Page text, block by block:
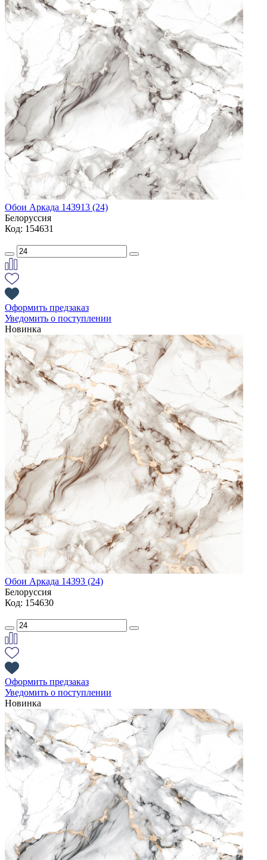
Обои Аркада 143913 (24)
Белоруссия
Код: 154631
Оформить предзаказ
Уведомить о поступлении
Новинка
Обои Аркада 14393 (24)
Белоруссия
Код: 154630
Оформить предзаказ
Уведомить о поступлении
Новинка